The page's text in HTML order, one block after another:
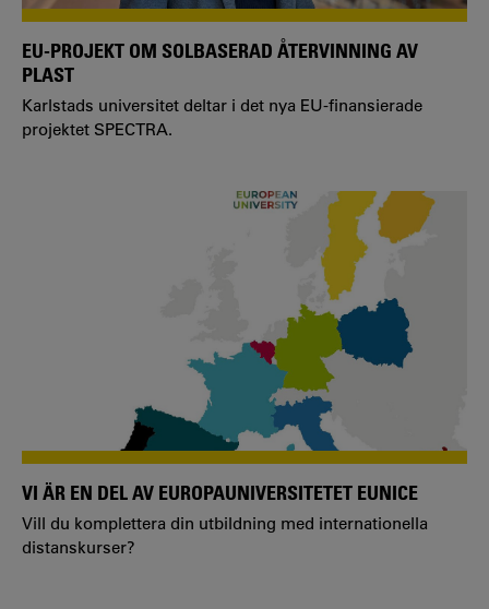
EU-PROJEKT OM SOLBASERAD ÅTERVINNING AV
PLAST
Karlstads universitet deltar i det nya EU-finansierade
projektet SPECTRA.
VI ÄR EN DEL AV EUROPAUNIVERSITETET EUNICE
Vill du komplettera din utbildning med internationella
distanskurser?